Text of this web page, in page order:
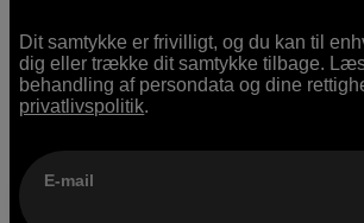
Dit samtykke er frivilligt, og du kan til
dig eller trække dit samtykke tilbage.
behandling af persondata og dine
privatlivspolitik.
E-mail